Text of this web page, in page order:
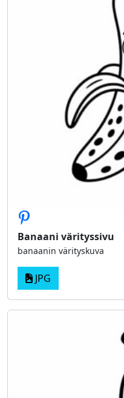
Banaani värityssivu
banaanin värityskuva
JPG